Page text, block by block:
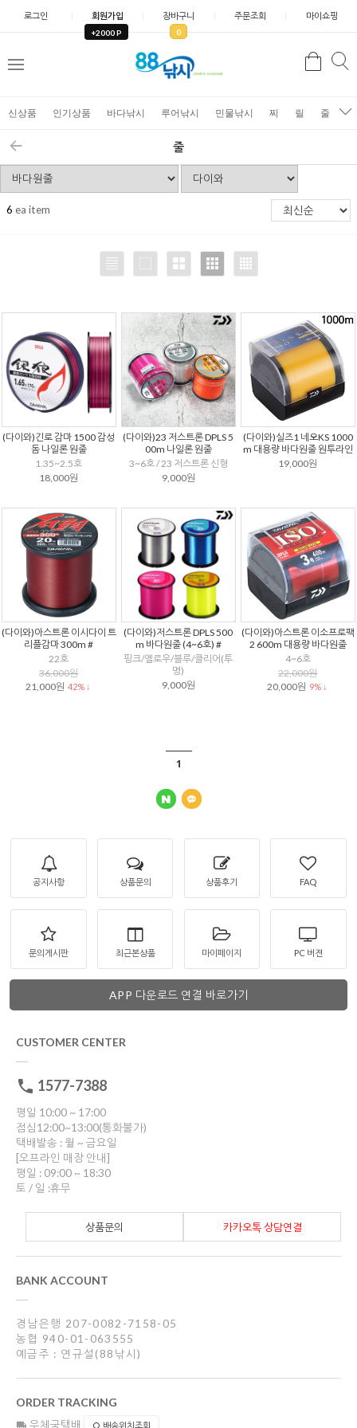
로그인 회원가입
+2000 P
장바구니
0
주문조회 마이쇼핑
검
신상품 인기상품 바다낚시 루어낚시 민물낚시 찌 릴 줄
줄
6 ea item
(다이와)긴로 감마 1500 감성
돔 나일론 원줄
1.35~2.5호
18,000원
(다이와)23 저스트론 DPLS 5
00m 나일론 원줄
3~6호 / 23 저스트론 신형
9,000원
(다이와)실즈1 네오KS 1000
m 대용량 바다원줄 원투라인
19,000원
(다이와)아스트론 이시다이 트
리플감마 300m #
22호
36,000원
21,000원 42% ↓
(다이와)저스트론 DPLS 500
m 바다원줄 (4~6호) #
핑크/옐로우/블루/클리어(투
명)
9,000원
(다이와)아스트론 이소프로팩
2 600m 대용량 바다원줄
4~6호
22,000원
20,000원 9% ↓
1
공지사항 상품문의 상품후기 FAQ
문의게시판 최근본상품 마이페이지 PC 버젼
APP 다운로드 연결 바로가기
CUSTOMER CENTER
1577-7388
평일 10:00 ~ 17:00
점심12:00~13:00(통화불가)
택배발송 : 월 ~ 금요일
[오프라인 매장 안내]
평일 : 09:00 ~ 18:30
토 / 일 :휴무
카카오톡 상담연결
상품문의
BANK ACCOUNT
경남은행 207-0082-7158-05
농협 940-01-063555
예금주 : 연규설(88낚시)
ORDER TRACKING
우체국택배 배송위치조회